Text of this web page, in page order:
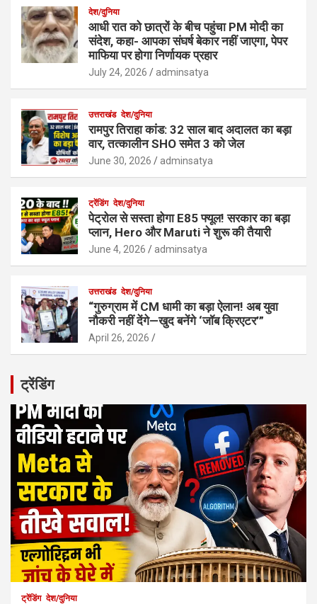
देश/दुनिया
आधी रात को छात्रों के बीच पहुंचा PM मोदी का
संदेश, कहा- आपका संघर्ष बेकार नहीं जाएगा, पेपर
माफिया पर होगा निर्णायक प्रहार
July 24, 2026 adminsatya
उत्तराखंड देश/दुनिया
रामपुर तिराहा कांड: 32 साल बाद अदालत का बड़ा
वार, तत्कालीन SHO समेत 3 को जेल
June 30, 2026 adminsatya
ट्रेंडिंग देश/दुनिया
पेट्रोल से सस्ता होगा E85 फ्यूल! सरकार का बड़ा
प्लान, Hero और Maruti ने शुरू की तैयारी
June 4, 2026 adminsatya
उत्तराखंड देश/दुनिया
“गुरुग्राम में CM धामी का बड़ा ऐलान! अब युवा
नौकरी नहीं देंगे—खुद बनेंगे ‘जॉब क्रिएटर’”
April 26, 2026
ट्रेंडिंग
ट्रेंडिंग देश/दुनिया